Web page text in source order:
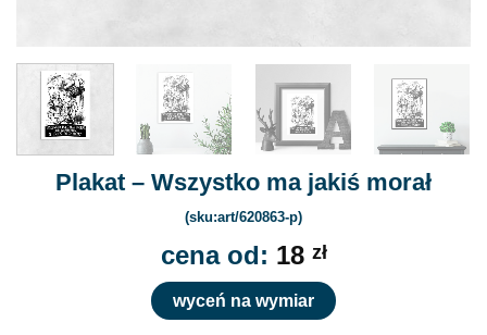
Plakat – Wszystko ma jakiś morał
(sku:art/620863-p)
cena od: 18 zł
wyceń na wymiar